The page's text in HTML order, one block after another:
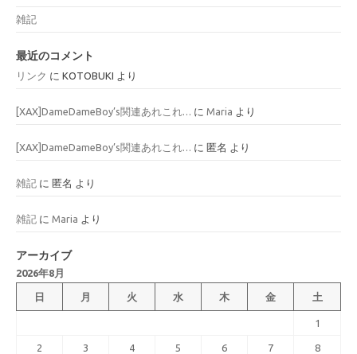
雑記
最近のコメント
リンク に KOTOBUKI より
[XAX]DameDameBoy’s関連あれこれ… に Maria より
[XAX]DameDameBoy’s関連あれこれ… に 匿名 より
雑記 に 匿名 より
雑記 に Maria より
アーカイブ
2026年8月
日 月 火 水 木 金 土
1
2 3 4 5 6 7 8